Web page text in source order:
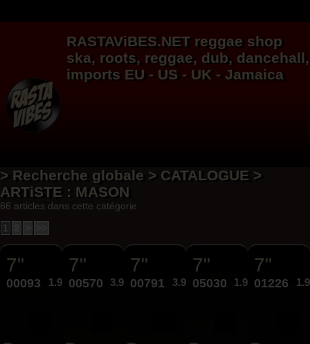
RASTAViBES.NET reggae shop
ska, roots, reggae, dub, dancehall,
imports EU - US - UK - Jamaica
> Recherche globale > CATALOGUE >
ARTiSTE : MASON
66 articles dans cette catégorie
1
7"
00093 1.99€
7"
00570 3.95€
7"
00791 3.95€
7"
05030 1.99€
7"
01226